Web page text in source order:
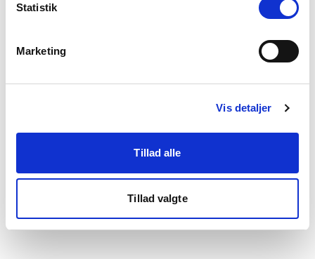
Statistik
Marketing
Vis detaljer
Tillad alle
Tillad valgte